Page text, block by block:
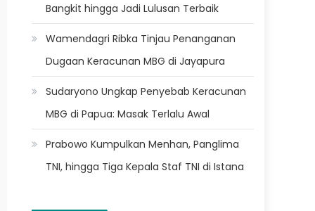
Bangkit hingga Jadi Lulusan Terbaik
Wamendagri Ribka Tinjau Penanganan
Dugaan Keracunan MBG di Jayapura
Sudaryono Ungkap Penyebab Keracunan
MBG di Papua: Masak Terlalu Awal
Prabowo Kumpulkan Menhan, Panglima
TNI, hingga Tiga Kepala Staf TNI di Istana